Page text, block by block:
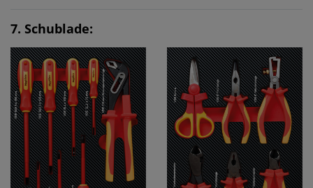
7. Schublade: